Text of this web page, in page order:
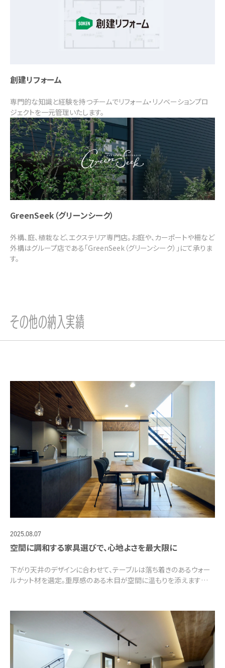
創建リフォーム
専門的な知識と経験を持つチームでリフォーム・リノベーションプロ
ジェクトを一元管理いたします。
GreenSeek（グリーンシーク）
外構、庭、植栽など、エクステリア専門店。お庭や、カーポートや柵など
外構はグループ店である「GreenSeek（グリーンシーク）」にて承りま
す。
その他の納入実績
2025.08.07
空間に調和する家具選びで、心地よさを最大限に
下がり天井のデザインに合わせて、テーブルは落ち着きのあるウォー
ルナット材を選定。重厚感のある木目が空間に温もりを添えます…